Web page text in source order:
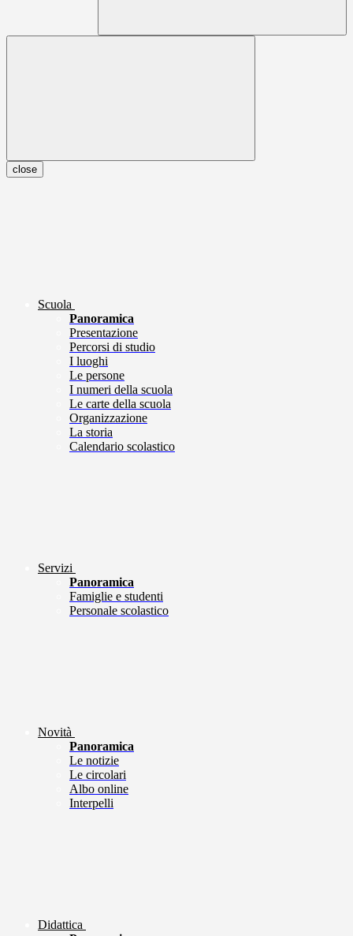
close
Scuola
Panoramica
Presentazione
Percorsi di studio
I luoghi
Le persone
I numeri della scuola
Le carte della scuola
Organizzazione
La storia
Calendario scolastico
Servizi
Panoramica
Famiglie e studenti
Personale scolastico
Novità
Panoramica
Le notizie
Le circolari
Albo online
Interpelli
Didattica